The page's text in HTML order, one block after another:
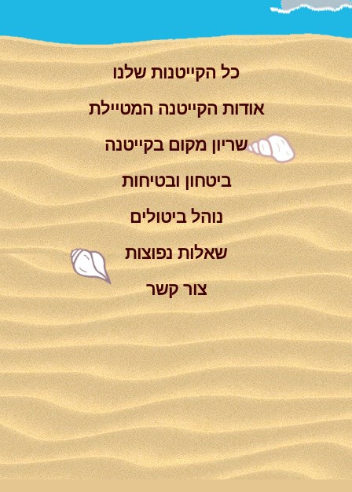
כל הקייטנות שלנו
אודות הקייטנה המטיילת
שריון מקום בקייטנה
ביטחון ובטיחות
נוהל ביטולים
שאלות נפוצות
צור קשר